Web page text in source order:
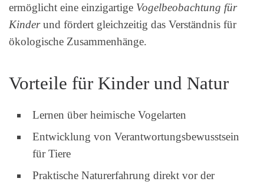
ermöglicht eine einzigartige Vogelbeobachtung für
Kinderund fördert gleichzeitig das Verständnis für
ökologische Zusammenhänge.
Vorteile für Kinder und Natur
Lernen über heimische Vogelarten
Entwicklung von Verantwortungsbewusstsein
für Tiere
Praktische Naturerfahrung direkt vor der